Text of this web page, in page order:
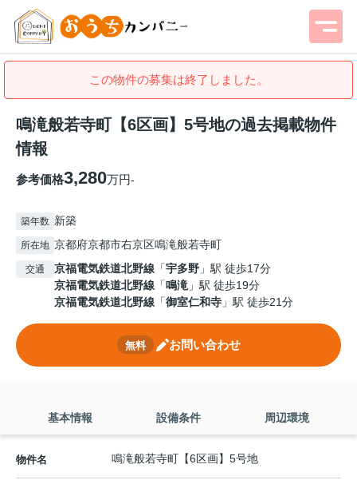
この物件の募集は終了しました。
鳴滝般若寺町【6区画】5号地の過去掲載物件
情報
参考価格3,280万円-
築年数 新築
所在地 京都府京都市右京区鳴滝般若寺町
交通 京福電気鉄道北野線 「宇多野 」駅 徒歩17分
京福電気鉄道北野線 「鳴滝 」駅 徒歩19分
京福電気鉄道北野線 「御室仁和寺 」駅 徒歩21分
無料 お問い合わせ
基本情報 設備条件 周辺環境
物件名 鳴滝般若寺町【6区画】5号地